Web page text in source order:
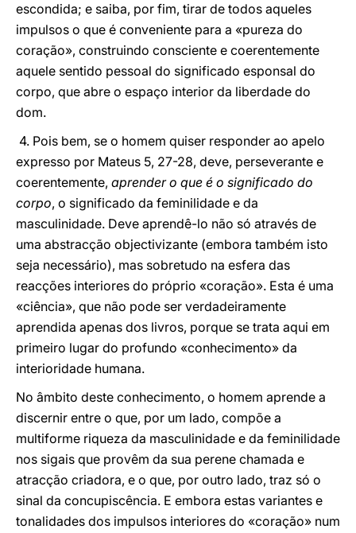
escondida; e saiba, por fim, tirar de todos aqueles
impulsos o que é conveniente para a «pureza do
coração», construindo consciente e coerentemente
aquele sentido pessoal do significado esponsal do
corpo, que abre o espaço interior da liberdade do
dom.
4. Pois bem, se o homem quiser responder ao apelo
expresso por Mateus 5, 27-28, deve, perseverante e
coerentemente, aprender o que é o significado do
corpo, o significado da feminilidade e da
masculinidade. Deve aprendê-lo não só através de
uma abstracção objectivizante (embora também isto
seja necessário), mas sobretudo na esfera das
reacções interiores do próprio «coração». Esta é uma
«ciência», que não pode ser verdadeiramente
aprendida apenas dos livros, porque se trata aqui em
primeiro lugar do profundo «conhecimento» da
interioridade humana.
No âmbito deste conhecimento, o homem aprende a
discernir entre o que, por um lado, compõe a
multiforme riqueza da masculinidade e da feminilidade
nos sigais que provêm da sua perene chamada e
atracção criadora, e o que, por outro lado, traz só o
sinal da concupiscência. E embora estas variantes e
tonalidades dos impulsos interiores do «coração» num